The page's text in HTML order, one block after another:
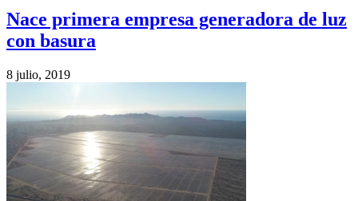
Nace primera empresa generadora de luz
con basura
8 julio, 2019